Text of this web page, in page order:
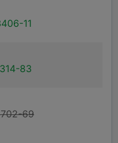
11
83
69